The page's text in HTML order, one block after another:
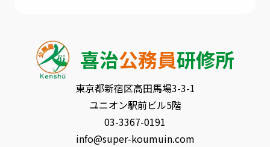
喜治公務員研修所
東京都新宿区⾼⽥⾺場3-3-1
ユニオン駅前ビル5階
03-3367-0191
info@super-koumuin.com